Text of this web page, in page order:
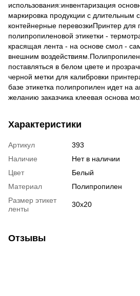
использования:инвентаризация
маркировка продукции с длительным
контейнерные перевозкиПринтер для
полипропиленовой этикетки -
красящая лента - на основе смол -
внешним
поставляться в белом цвете и
черной метки для калибровки
базе этикетка полипропилен идет на
желанию заказчика клеевая основа
Характеристики
Артикул
393
Наличие
Нет в наличии
Цвет
Белый
Материал
Полипропилен
Размер этикет
ленты
30х20
Отзывы